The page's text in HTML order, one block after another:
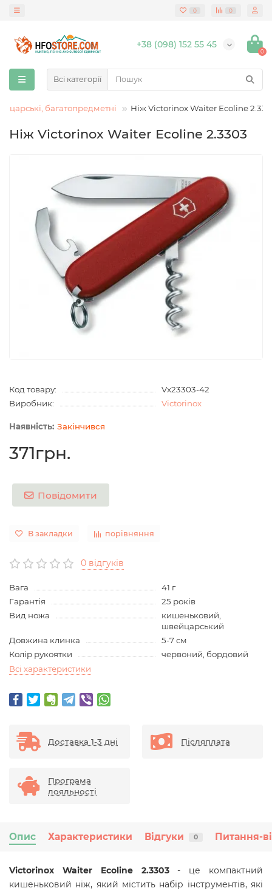
0 0
+38 (098) 152 55 45
0
Всі категорії
багатопредметні Ніж Victorinox Waiter Ecoline
Ніж Victorinox Waiter Ecoline 2.3303
Код товару:
Vx23303-42
Виробник:
Victorinox
Закінчився
371грн.
Повідомити
В закладки порівняння
0 відгуків
Вага
41 г
Гарантія
25 років
Вид ножа
кишеньковий,
швейцарський
Довжина клинка
5-7 см
Колір рукоятки
червоний, бордовий
Всі характеристики
Доставка 1-3 дні Післяплата
Програма
лояльності
Опис Характеристики Відгуки 0 Питання-
Victorinox Waiter Ecoline 2.3303- це компактний
кишеньковий ніж, який містить набір інструментів, які